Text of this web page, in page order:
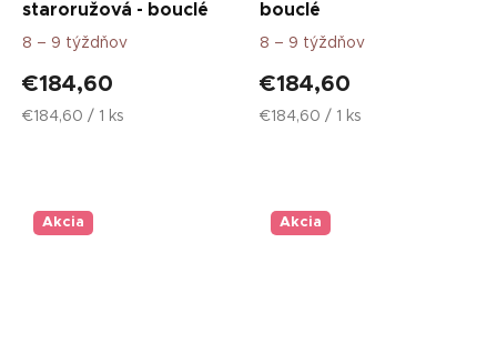
staroružová - bouclé
8 – 9 týždňov
€184,60
Jednotková
€184,60 / 1 ks
bouclé
8 – 9 týždňov
€184,60
Jednotková
€184,60 / 1 ks
Akcia Akcia